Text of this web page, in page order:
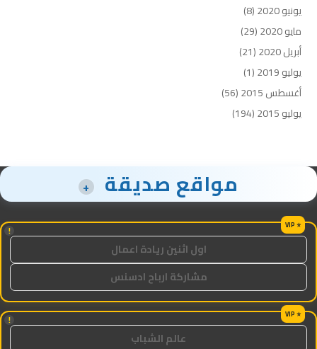
يونيو 2020
(8)
مايو 2020
(29)
أبريل 2020
(21)
يوليو 2019
(1)
أغسطس 2015
(56)
يوليو 2015
(194)
مواقع صديقة +
!
اول اثنين ريادة اعمال
مشاركة ارباح ادسنس
!
عالم الشباب